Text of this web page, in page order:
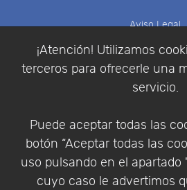
¡Atención! Utilizamos
terceros para ofrecerle una
servicio.
Puede aceptar todas las
botón “Aceptar todas las
uso pulsando en el apartado
cuyo caso le advertimos
Aviso Legal
Política de
Condiciones de
Identificarse